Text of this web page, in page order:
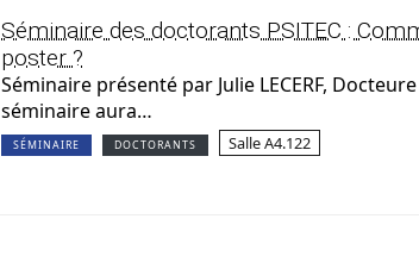
Séminaire des doctorants PSITEC :
poster ?
Séminaire présenté par Julie LECERF,
séminaire aura…
SÉMINAIRE DOCTORANTS Salle A4.122